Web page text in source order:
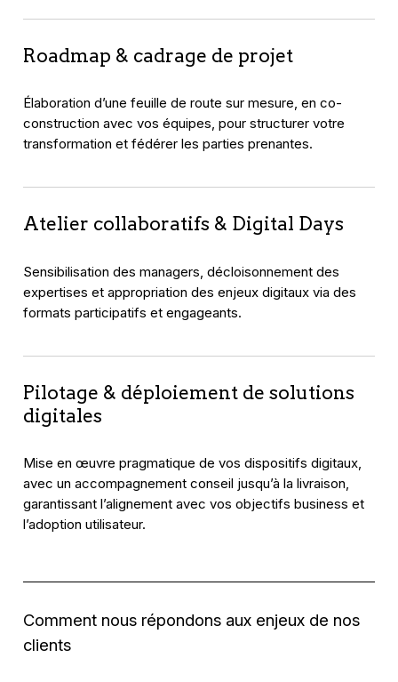
Roadmap & cadrage de projet
Élaboration d’une feuille de route sur mesure, en co-
construction avec vos équipes, pour structurer votre
transformation et fédérer les parties prenantes.
Atelier collaboratifs & Digital Days
Sensibilisation des managers, décloisonnement des
expertises et appropriation des enjeux digitaux via des
formats participatifs et engageants.
Pilotage & déploiement de solutions
digitales
Mise en œuvre pragmatique de vos dispositifs digitaux,
avec un accompagnement conseil jusqu’à la livraison,
garantissant l’alignement avec vos objectifs business et
l’adoption utilisateur.
Comment nous répondons aux enjeux de nos
clients